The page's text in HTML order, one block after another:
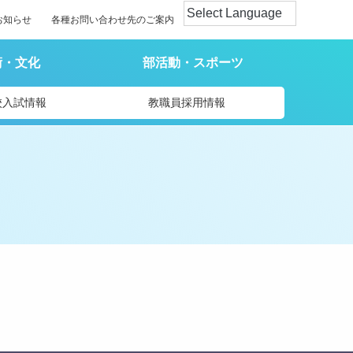
知らせ 各種お問い合わせ先のご案内
文化 部活動・スポーツ
試情報 教職員採用情報